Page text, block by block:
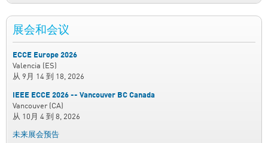
展会和会议
ECCE Europe 2026
Valencia (ES)
从 9月 14 到 18, 2026
IEEE ECCE 2026 -- Vancouver BC Canada
Vancouver (CA)
从 10月 4 到 8, 2026
未来展会预告